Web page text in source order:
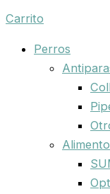
Carrito
Perros